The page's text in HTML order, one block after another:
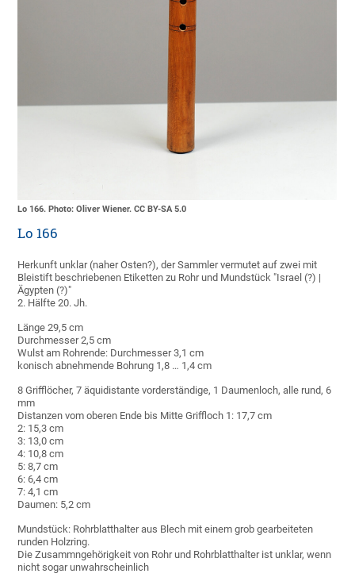
Lo 166. Photo: Oliver Wiener. CC BY-SA 5.0
Lo 166
Herkunft unklar (naher Osten?), der Sammler vermutet auf zwei mit
Bleistift beschriebenen Etiketten zu Rohr und Mundstück "Israel (?) |
Ägypten (?)"
2. Hälfte 20. Jh.
Länge 29,5 cm
Durchmesser 2,5 cm
Wulst am Rohrende: Durchmesser 3,1 cm
konisch abnehmende Bohrung 1,8 … 1,4 cm
8 Grifflöcher, 7 äquidistante vorderständige, 1 Daumenloch, alle rund, 6
mm
Distanzen vom oberen Ende bis Mitte Griffloch 1: 17,7 cm
2: 15,3 cm
3: 13,0 cm
4: 10,8 cm
5: 8,7 cm
6: 6,4 cm
7: 4,1 cm
Daumen: 5,2 cm
Mundstück: Rohrblatthalter aus Blech mit einem grob gearbeiteten
runden Holzring.
Die Zusammngehörigkeit von Rohr und Rohrblatthalter ist unklar, wenn
nicht sogar unwahrscheinlich